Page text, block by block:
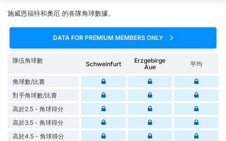
施威恩福特和奧厄 的各隊角球數據。
DATA FOR PREMIUM MEMBERS ONLY
隊伍角球數 Schweinfurt
Erzgebirge
Aue
平均
角球數/比賽
對手角球數/比賽
高於2.5 - 角球得分
高於3.5 - 角球得分
高於4.5 - 角球得分